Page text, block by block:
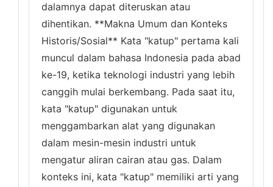
dalamnya dapat diteruskan atau
dihentikan. **Makna Umum dan Konteks
Historis/Sosial** Kata "katup" pertama kali
muncul dalam bahasa Indonesia pada abad
ke-19, ketika teknologi industri yang lebih
canggih mulai berkembang. Pada saat itu,
kata "katup" digunakan untuk
menggambarkan alat yang digunakan
dalam mesin-mesin industri untuk
mengatur aliran cairan atau gas. Dalam
konteks ini, kata "katup" memiliki arti yang